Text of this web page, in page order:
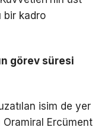
bir kadro
görev süresi
isim de yer
Oramiral Ercüment